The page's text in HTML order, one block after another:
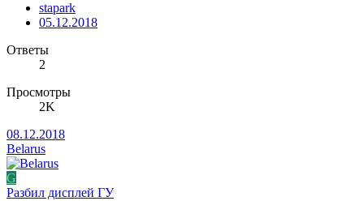
stapark
05.12.2018
Ответы
2
Просмотры
2K
08.12.2018
Belarus
G
Разбил дисплей ГУ